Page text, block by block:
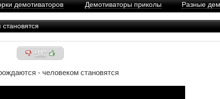
демотиваторов Демотиваторы приколы Разные
+187
- человеком становятся